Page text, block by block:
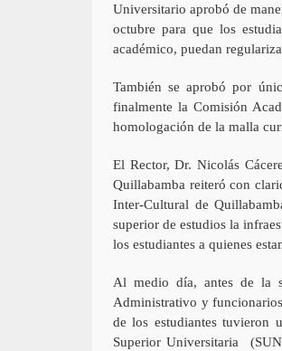
Universitario aprobó de
octubre para que los
académico, puedan
También se aprobó por
finalmente la Comisión
homologación de la malla
El Rector, Dr. Nicolás
Quillabamba reiteró con
Inter-Cultural de
superior de estudios la
los estudiantes a quienes
Al medio día, antes de la
Administrativo y
de los estudiantes tuvieron
Superior Universitaria